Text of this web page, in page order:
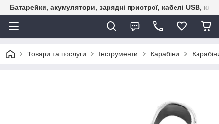
Батарейки, акумулятори, зарядні пристрої, кабелі USB,
Товари та послуги Інструменти Карабіни